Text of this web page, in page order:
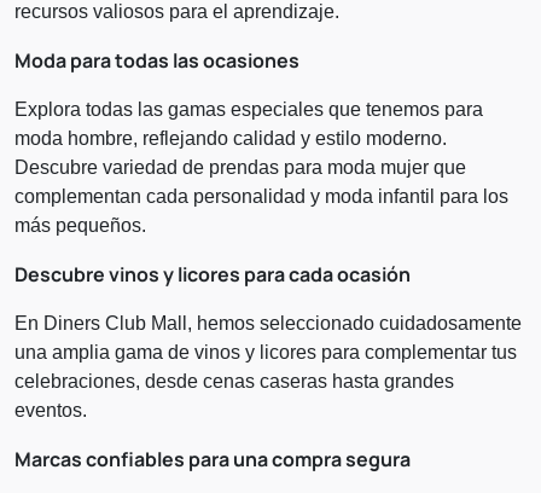
recursos valiosos para el aprendizaje.
Moda para todas las ocasiones
Explora todas las gamas especiales que tenemos para
moda hombre, reflejando calidad y estilo moderno.
Descubre variedad de prendas para moda mujer que
complementan cada personalidad y moda infantil para los
más pequeños.
Descubre vinos y licores para cada ocasión
En Diners Club Mall, hemos seleccionado cuidadosamente
una amplia gama de vinos y licores para complementar tus
celebraciones, desde cenas caseras hasta grandes
eventos.
Marcas confiables para una compra segura